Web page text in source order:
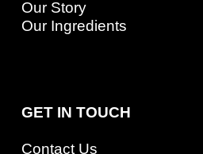
Our Story
Our Ingredients
GET IN TOUCH
Contact Us